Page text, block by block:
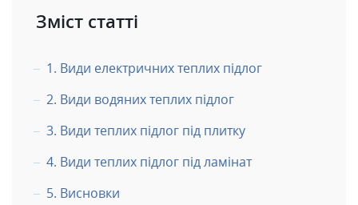
Зміст статті
Види електричних теплих підлог
Види водяних теплих підлог
Види теплих підлог під плитку
Види теплих підлог під ламінат
Висновки